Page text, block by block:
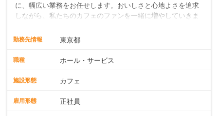
に、幅広い業務をお任せします。おいしさと心地よさを追求
しながら、私たちのカフェのファンを一緒に増やしていきま
クの作成お客様のご案内、レジ対応軽食メニューの調理店内
ート体制充実コーヒーの知識から接客マナーまで、先輩スタ
年齢層が活躍しており、チームワークも抜群です。基本マニ
業務に馴染める環境です。「カフェの接客は初めて」という
勤務先情報 東京都
職種 ホール・サービス
施設形態 カフェ
雇用形態 正社員